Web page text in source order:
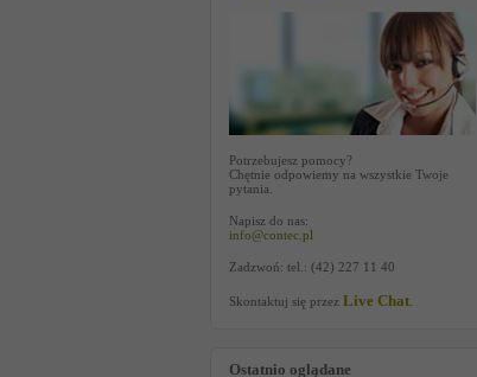
Potrzebujesz pomocy?
Chętnie odpowiemy na wszystkie Twoje
pytania.
Napisz do nas:
info@contec.pl
Zadzwoń: tel.: (42) 227 11 40
Skontaktuj się przez Live Chat
Ostatnio oglądane